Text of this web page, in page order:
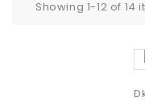
Showing 1-12 of 14